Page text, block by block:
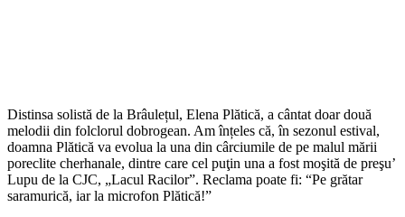
Distinsa solistă de la Brâulețul, Elena Plătică, a cântat doar două
melodii din folclorul dobrogean. Am înțeles că, în sezonul estival,
doamna Plătică va evolua la una din cârciumile de pe malul mării
poreclite cherhanale, dintre care cel puţin una a fost moşită de preşu’
Lupu de la CJC, „Lacul Racilor”. Reclama poate fi: “Pe grătar
saramurică, iar la microfon Plătică!”